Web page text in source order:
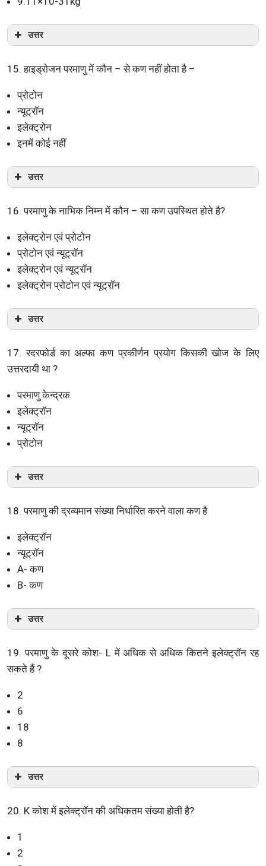
उत्तर
15. हाइड्रोजन परमाणु में कौन – से कण नहीं होता है –
प्रोटोन
न्यूट्रॉन
इलेक्ट्रोन
इनमें कोई नहीं
उत्तर
16. परमाणु के नाभिक निम्न में कौन – सा कण उपस्थित होते है?
इलेक्ट्रोन एवं प्रोटोन
प्रोटोन एवं न्यूट्रॉन
इलेक्ट्रोन एवं न्यूट्रॉन
इलेक्ट्रोन प्रोटोन एवं न्यूट्रॉन
उत्तर
17. रदरफोर्ड का अल्फा कण प्रकीर्णन प्रयोग किसकी खोज के लिए
उत्तरदायी था ?
परमाणु केन्द्रक
इलेक्ट्रॉन
न्यूट्रॉन
प्रोटोन
उत्तर
18. परमाणु की द्रव्यमान संख्या निर्धारित करने वाला कण है
इलेक्ट्रॉन
न्यूट्रॉन
A- कण
B- कण
उत्तर
19. परमाणु के दूसरे कोश- L में अधिक से अधिक कितने इलेक्ट्रॉन रह
सकते हैं ?
2
6
18
8
उत्तर
20. K कोश में इलेक्ट्रॉन की अधिकतम संख्या होती है?
1
2